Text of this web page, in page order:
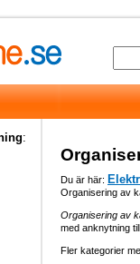
Du är här:
Organisering av
Organisering av
med anknytning
Fler kategorier
: